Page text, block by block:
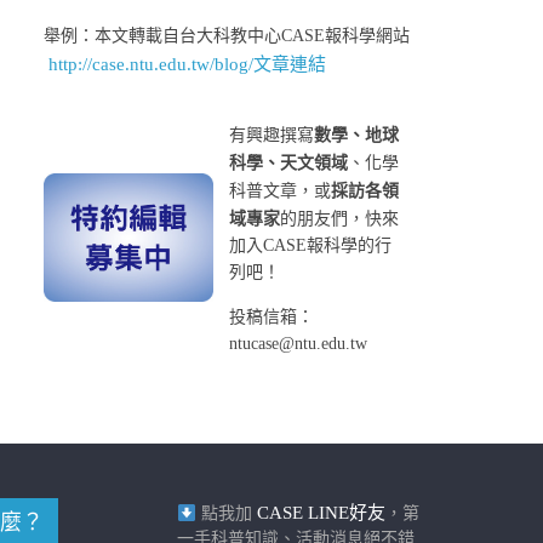
舉例：本文轉載自台大科教中心CASE報科學網站
http://case.ntu.edu.tw/blog/文章連結
有興趣撰寫數學、地球
科學、天文領域 、化學
科普文章，或採訪各領
域專家的朋友們，快來
加入CASE報科學的行
列吧！
投稿信箱：
ntucase@ntu.edu.tw
？ 點我加 CASE LINE好友 ，第
一手科普知識、活動消息絕不錯